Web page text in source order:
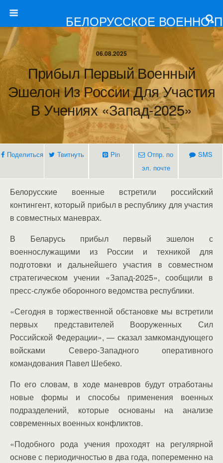
БЕЛОРУССКОЕ ВОЕННО-
06.08.2025
Прибыл Первый Военный
Эшелон Из России Для Участия
В Учениях «Запад-2025»
Поделиться Твитнуть Pin
Отпр. по
эл. почте
SMS
Белорусские военные встретили российский
контингент, который прибыл в республику для участия
в совместных маневрах.
В Беларусь прибыл первый эшелон с
военнослужащими из России и техникой для
подготовки и дальнейшего участия в совместном
стратегическом учении «Запад-2025», сообщили в
пресс-службе оборонного ведомства республики.
«Сегодня в торжественной обстановке мы встретили
первых представителей Вооруженных Сил
Российской Федерации», — сказал замкомандующего
войсками Северо-Западного оперативного
командования Павел Шебеко.
По его словам, в ходе маневров будут отработаны
новые формы и способы применения военных
подразделений, которые основаны на анализе
современных военных конфликтов.
«Подобного рода учения проходят на регулярной
основе с периодичностью в два года, попеременно на